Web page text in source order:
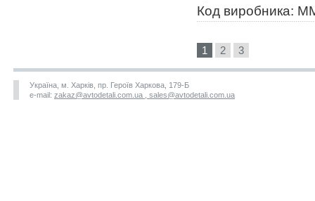
Код виробника:
1 2 3
Україна, м. Харків, пр. Героїв Харкова, 179-Б
e-mail: zakaz@avtodetali.com.ua , sales@avtodetali.com.ua